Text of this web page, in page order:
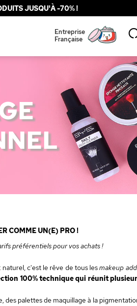
JUSQU'À -70% !
Entreprise
Française
COMME UN(E) PRO !
préférentiels pour vos achats !
c'est le rêve de tous lesmakeup
100% technique qui réunit
palettes de maquillage à la